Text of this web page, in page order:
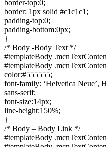
border-top:0;
border: 1px solid #c1c1c1;
padding-top:0;
padding-bottom:0px;
}
/* Body -Body Text */
#templateBody
#templateBody
color:#555555;
font-family: ‘Helvetica Neue’,
sans-serif;
font-size:14px;
line-height:150%;
}
/* Body – Body Link */
#templateBody